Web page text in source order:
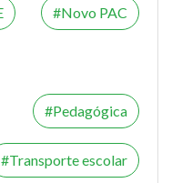
Novo PAC
Pedagógica
Transporte escolar